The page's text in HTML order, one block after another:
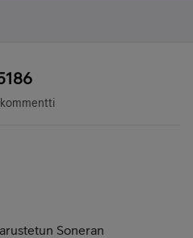
kommentti
Soneran